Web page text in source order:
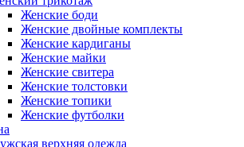
Женские боди
Женские двойные комплекты
Женские кардиганы
Женские майки
Женские свитера
Женские толстовки
Женские топики
Женские футболки
верхняя одежда